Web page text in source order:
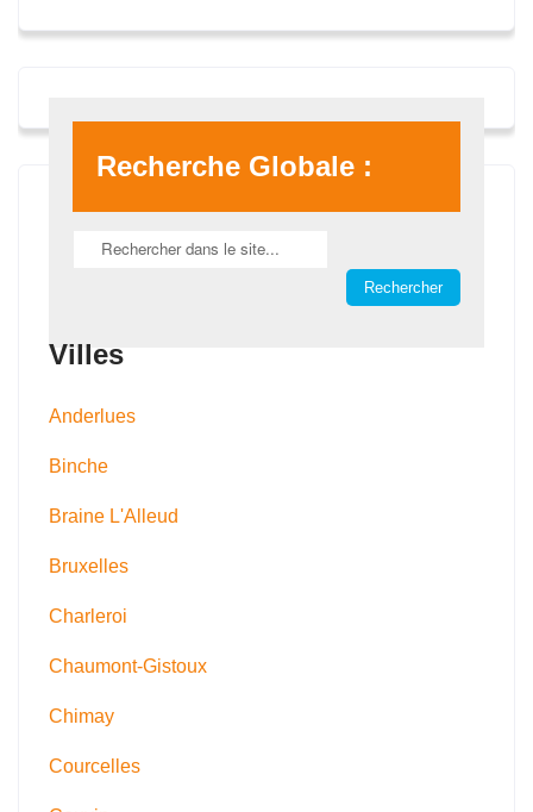
Recherche Globale :
Villes
Anderlues
Binche
Braine L'Alleud
Bruxelles
Charleroi
Chaumont-Gistoux
Chimay
Courcelles